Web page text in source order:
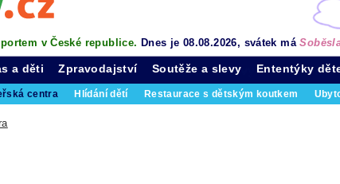
v České republice. Dnes je 08.08.2026, svátek má
a děti
centra Hlídání dětí Restaurace s dětským koutkem
Zpravodajství Soutěže a slevy Ententýky